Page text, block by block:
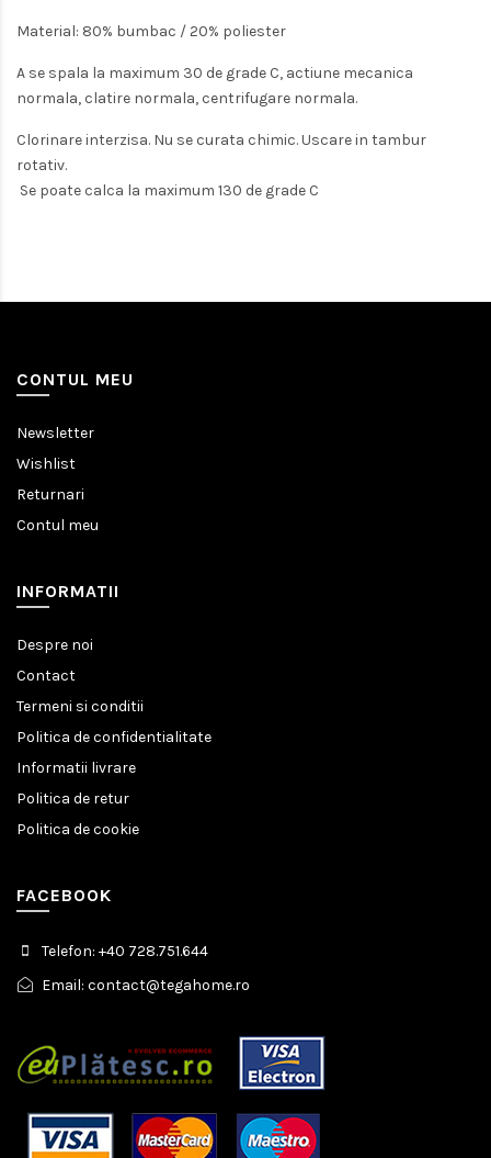
Material: 80% bumbac / 20% poliester
A se spala la maximum 30 de grade C, actiune mecanica
normala, clatire normala, centrifugare normala.
Clorinare interzisa. Nu se curata chimic. Uscare in tambur
rotativ.
Se poate calca la maximum 130 de grade C
CONTUL MEU
Newsletter
Wishlist
Returnari
Contul meu
INFORMATII
Despre noi
Contact
Termeni si conditii
Politica de confidentialitate
Informatii livrare
Politica de retur
Politica de cookie
FACEBOOK
Telefon: +40 728.751.644
Email: contact@tegahome.ro